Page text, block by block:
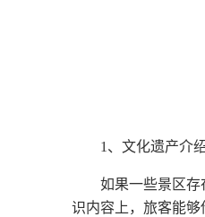
1、文化遗产介
如果一些景区
识内容上，旅客能够